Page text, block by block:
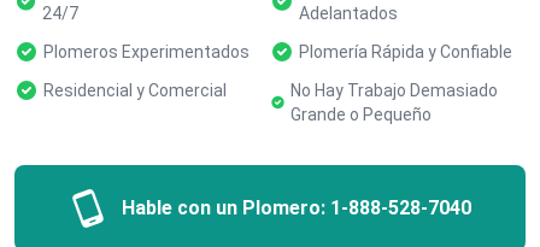
24/7
Adelantados
Plomeros Experimentados
Plomería Rápida y Confiable
Residencial y Comercial
No Hay Trabajo Demasiado
Grande o Pequeño
Hable con un Plomero: 1-888-528-7040